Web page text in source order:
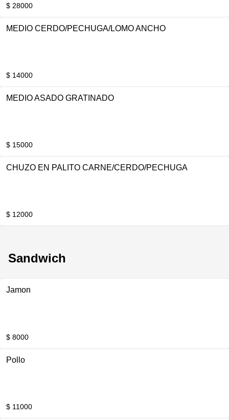
$ 28000
MEDIO CERDO/PECHUGA/LOMO ANCHO
$ 14000
MEDIO ASADO GRATINADO
$ 15000
CHUZO EN PALITO CARNE/CERDO/PECHUGA
$ 12000
Sandwich
Jamon
$ 8000
Pollo
$ 11000